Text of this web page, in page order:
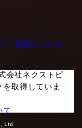
・商標について
会社ネクストビ
取得していま
て
Ltd.